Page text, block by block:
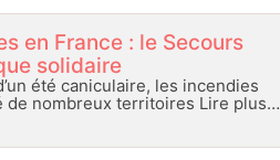
en France : le Secours
solidaire
été caniculaire, les incendies
de nombreux territoires Lire plus…